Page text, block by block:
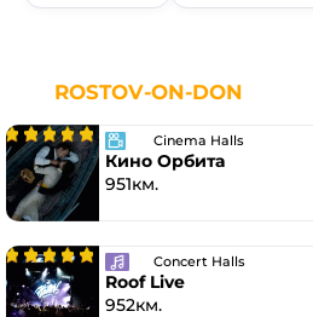
ROSTOV-ON-DON
Cinema Halls
Кино Орбита
951км.
Concert Halls
Roof Live
952км.